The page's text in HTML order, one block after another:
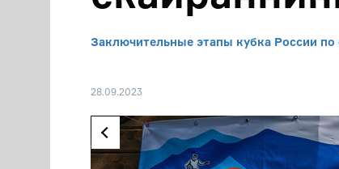
Заключительные этапы кубка России по
28.09.2023